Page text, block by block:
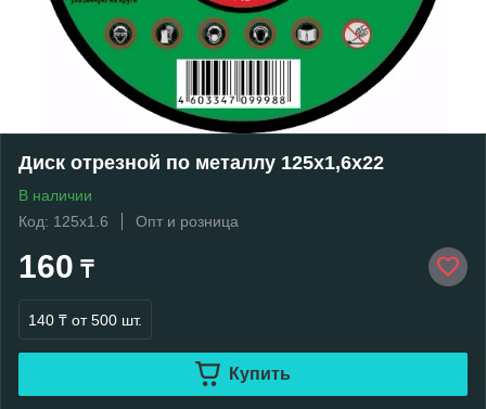
Диск отрезной по металлу 125х1,6х22
В наличии
Код: 125х1.6
Опт и розница
160 ₸
140 ₸ от 500 шт.
Купить